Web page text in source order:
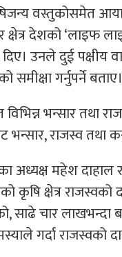
वस्तुकोसमेत
देशको ‘लाइफ
दिए। उनले दुई पक्षीय
गर्नुपर्ने बताए।
भन्सार तथा
राजस्व तथा
अध्यक्ष महेश
कृषि क्षेत्र
साढे चार लाखभन्दा
गर्दा राजस्वको